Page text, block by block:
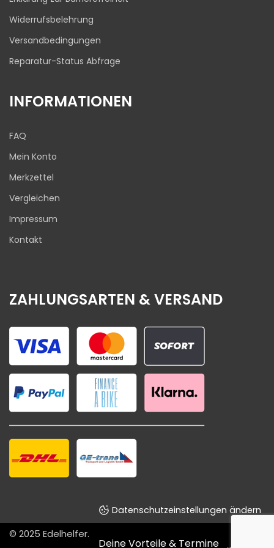
Deine Vorteile & Termine
Widerrufsbelehrung
Versandbedingungen
Reparatur-Status Abfrage
INFORMATIONEN
FAQ
Mein Konto
Merkzettel
Vergleichen
Impressum
Kontakt
ZAHLUNGSARTEN & VERSAND
Datenschutzeinstellungen ändern
© 2025 Edelhelfer.